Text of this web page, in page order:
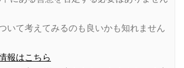
いて考えてみるのも良いかも知れません
報はこちら